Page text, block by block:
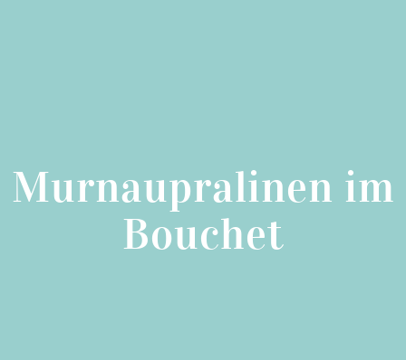
Murnaupralinen im
Bouchet